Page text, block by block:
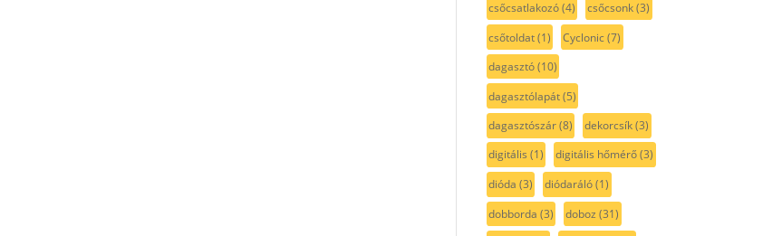
csőcsatlakozó(4) csőcsonk(3)
csőtoldat(1) Cyclonic(7)
dagasztó(10)
dagasztólapát(5)
dagasztószár(8) dekorcsík(3)
digitális (1) digitális hőmérő(3)
dióda (3) diódaráló(1)
dobborda (3) doboz (31)